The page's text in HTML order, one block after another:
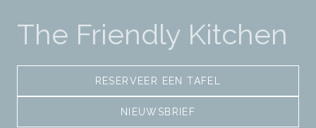
The Friendly Kitchen
RESERVEER EEN TAFEL
NIEUWSBRIEF